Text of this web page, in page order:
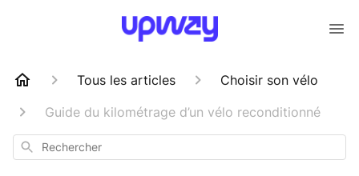
Tous les articles
Choisir son vélo
Guide du kilométrage d’un vélo reconditionné
Rechercher